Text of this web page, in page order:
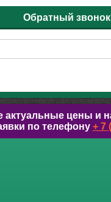
Обратный звонок
актуальные цены и
по телефону + 7